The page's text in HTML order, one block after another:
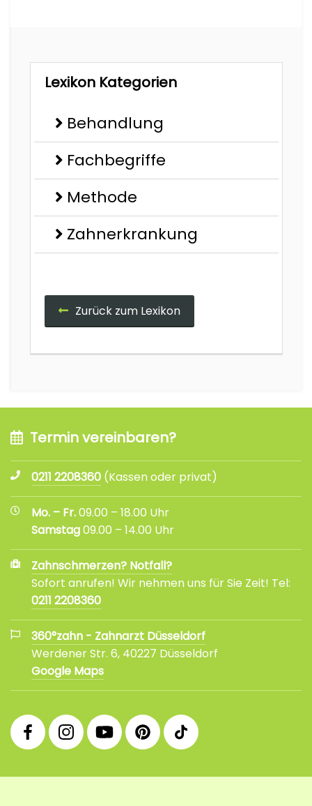
Lexikon Kategorien
Behandlung
Fachbegriffe
Methode
Zahnerkrankung
Zurück zum Lexikon
Termin vereinbaren?
0211 2208360 (Kassen oder privat)
Mo. – Fr.09.00 – 18.00 Uhr
Samstag09.00 – 14.00 Uhr
Zahnschmerzen? Notfall?
Sofort anrufen! Wir nehmen uns für Sie Zeit! Tel:
0211 2208360
360°zahn - Zahnarzt Düsseldorf
Werdener Str. 6, 40227 Düsseldorf
Google Maps
360°
Facebook
Fanpage
360°
Instagram
Praxis
360°
YouTube
Channel
360°
Pinterest
Profil
360°
tiktok
Profil